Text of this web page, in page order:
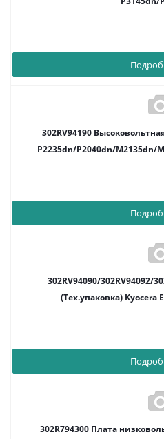
302RV94190
P2235dn/P2040dn/M2135dn/
302RV94090/302RV94092/
(Тех.упаковка) Kyocera
302R794300 Плата